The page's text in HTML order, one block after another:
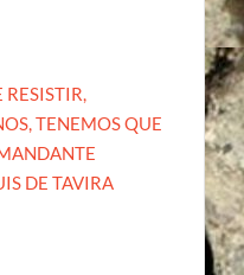
RESISTIR,
TENEMOS QUE
DE TAVIRA